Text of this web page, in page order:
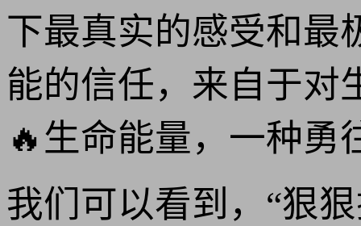
下最真实的感受和最
能的信任，来自于对
🔥生命能量，一种勇
我们可以看到，“狠